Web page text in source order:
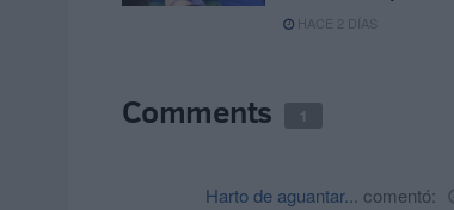
HACE 2 DÍAS
Comments 1
Harto de aguantar... comentó: